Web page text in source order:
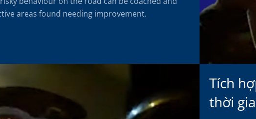
areas found needing improvement.
Tích
thời